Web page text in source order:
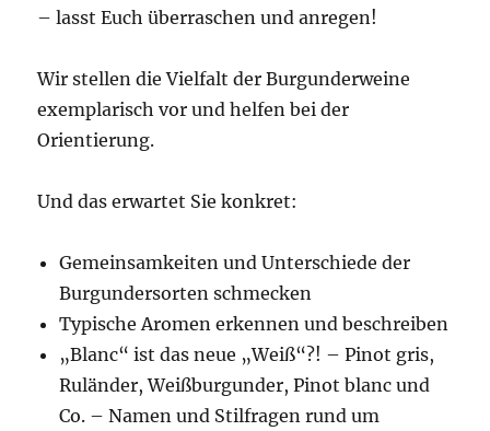
– lasst Euch überraschen und anregen!
Wir stellen die Vielfalt der Burgunderweine
exemplarisch vor und helfen bei der
Orientierung.
Und das erwartet Sie konkret:
Gemeinsamkeiten und Unterschiede der
Burgundersorten schmecken
Typische Aromen erkennen und beschreiben
„Blanc“ ist das neue „Weiß“?! – Pinot gris,
Ruländer, Weißburgunder, Pinot blanc und
Co. – Namen und Stilfragen rund um